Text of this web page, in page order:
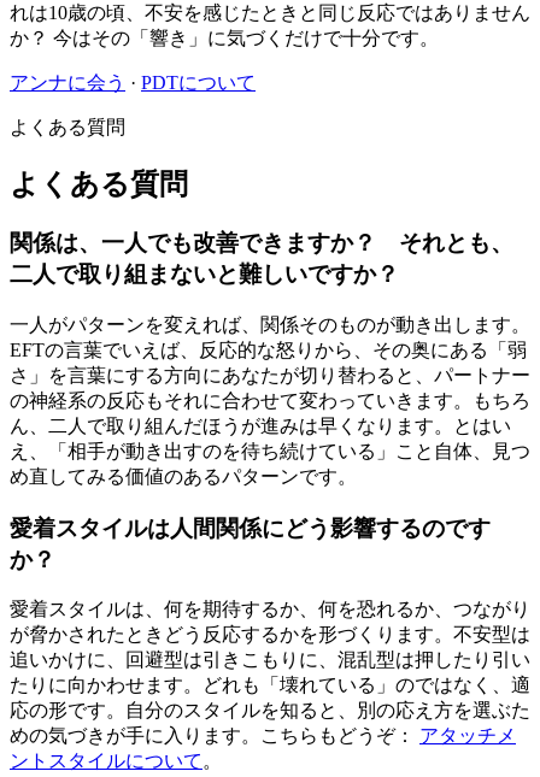
れは10歳の頃、不安を感じたときと同じ反応ではありません
か？ 今はその「響き」に気づくだけで十分です。
アンナに会う · PDTについて
よくある質問
よくある質問
関係は、一人でも改善できますか？ それとも、
二人で取り組まないと難しいですか？
一人がパターンを変えれば、関係そのものが動き出します。
EFTの言葉でいえば、反応的な怒りから、その奥にある「弱
さ」を言葉にする方向にあなたが切り替わると、パートナー
の神経系の反応もそれに合わせて変わっていきます。もちろ
ん、二人で取り組んだほうが進みは早くなります。とはい
え、「相手が動き出すのを待ち続けている」こと自体、見つ
め直してみる価値のあるパターンです。
愛着スタイルは人間関係にどう影響するのです
か？
愛着スタイルは、何を期待するか、何を恐れるか、つながり
が脅かされたときどう反応するかを形づくります。不安型は
追いかけに、回避型は引きこもりに、混乱型は押したり引い
たりに向かわせます。どれも「壊れている」のではなく、適
応の形です。自分のスタイルを知ると、別の応え方を選ぶた
めの気づきが手に入ります。こちらもどうぞ：
アタッチメ
ントスタイルについて 。